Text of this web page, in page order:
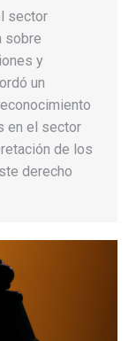
sector
sobre
y
un
en el sector
de los
derecho